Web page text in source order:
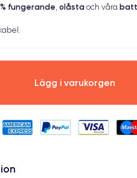
fungerande, olåsta och våra
Lägg i varukorgen